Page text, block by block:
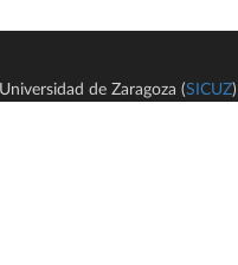
de Zaragoza (SICUZ)